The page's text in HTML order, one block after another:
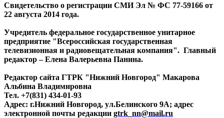
Свидетельство о регистрации СМИ Эл № ФС 77-59166 от
22 августа 2014 года.
Учредитель федеральное государственное унитарное
предприятие "Всероссийская государственная
телевизионная и радиовещательная компания". Главный
редактор – Елена Валерьевна Панина.
Редактор сайта ГТРК "Нижний Новгород" Макарова
Альбина Владимировна
Тел. +7(831) 434-01-93
Адрес: г.Нижний Новгород, ул.Белинского 9А; адрес
электронной почты редакции gtrk_nn@mail.ru